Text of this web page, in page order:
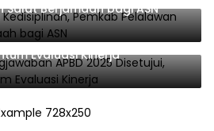
Berjamaah bagi ASN
APBD 2025 Disetujui,
Evaluasi Kinerja